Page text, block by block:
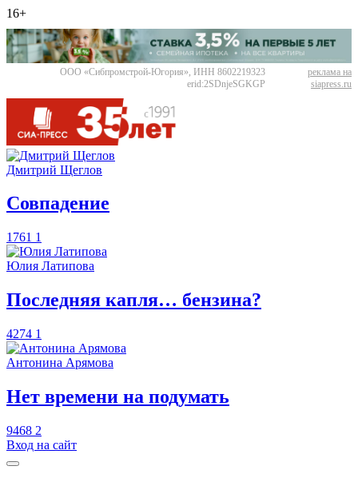
16+
ООО «Сибпромстрой-Югория», ИНН 8602219323
erid:2SDnjeSGKGP
реклама на
siapress.ru
Дмитрий Щеглов
​Совпадение
1761 1
Юлия Латипова
​Последняя капля… бензина?
4274 1
Антонина Арямова
​Нет времени на подумать
9468 2
Вход на сайт